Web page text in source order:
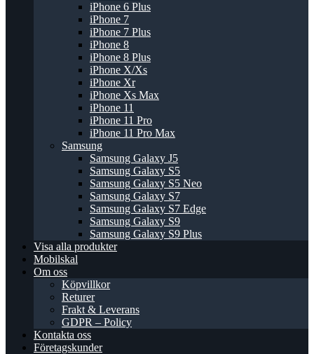
iPhone 6 Plus
iPhone 7
iPhone 7 Plus
iPhone 8
iPhone 8 Plus
iPhone X/Xs
iPhone Xr
iPhone Xs Max
iPhone 11
iPhone 11 Pro
iPhone 11 Pro Max
Samsung
Samsung Galaxy J5
Samsung Galaxy S5
Samsung Galaxy S5 Neo
Samsung Galaxy S7
Samsung Galaxy S7 Edge
Samsung Galaxy S9
Samsung Galaxy S9 Plus
Visa alla produkter
Mobilskal
Om oss
Köpvillkor
Returer
Frakt & Leverans
GDPR – Policy
Kontakta oss
Företagskunder